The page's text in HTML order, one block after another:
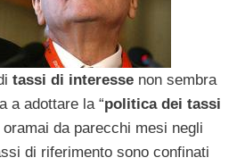
tassi di interesse non sembra
a adottare la “politica dei tassi
da parecchi mesi negli
di riferimento sono confinati